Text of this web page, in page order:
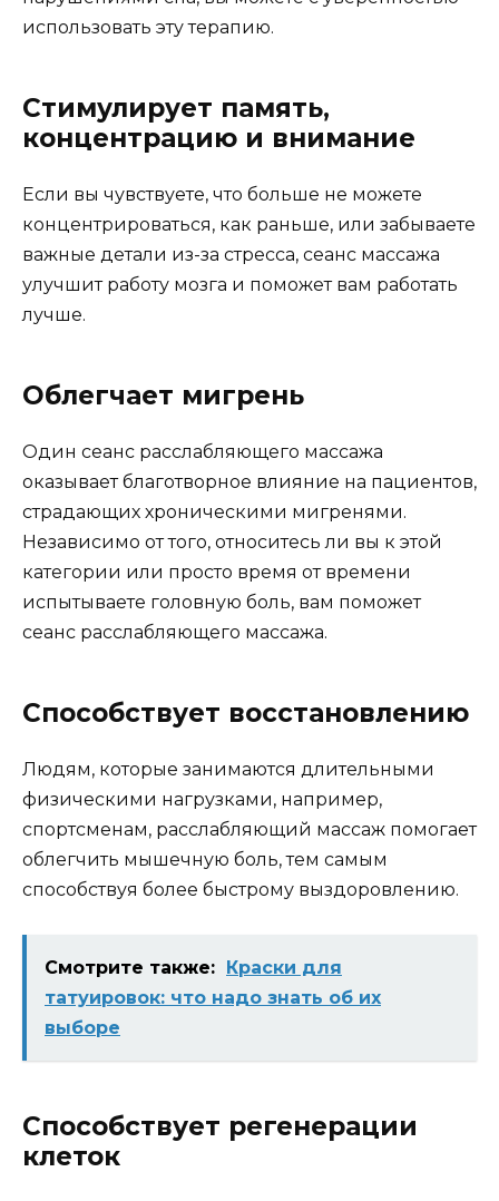
использовать эту терапию.
Стимулирует память,
концентрацию и внимание
Если вы чувствуете, что больше не можете
концентрироваться, как раньше, или забываете
важные детали из-за стресса, сеанс массажа
улучшит работу мозга и поможет вам работать
лучше.
Облегчает мигрень
Один сеанс расслабляющего массажа
оказывает благотворное влияние на пациентов,
страдающих хроническими мигренями.
Независимо от того, относитесь ли вы к этой
категории или просто время от времени
испытываете головную боль, вам поможет
сеанс расслабляющего массажа.
Способствует восстановлению
Людям, которые занимаются длительными
физическими нагрузками, например,
спортсменам, расслабляющий массаж помогает
облегчить мышечную боль, тем самым
способствуя более быстрому выздоровлению.
Смотрите также:
Краски для
татуировок: что надо знать об их
выборе
Способствует регенерации
клеток